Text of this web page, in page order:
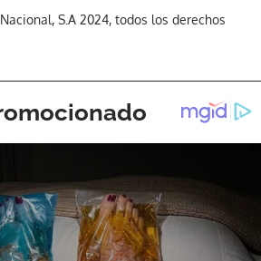
ACEPTAR
S.A 2024, todos los derechos